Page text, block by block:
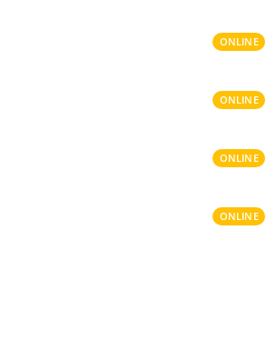
ONLINE
ONLINE
ONLINE
ONLINE